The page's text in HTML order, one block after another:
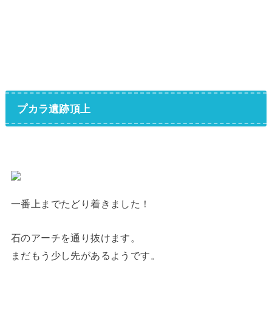
プカラ遺跡頂上
一番上までたどり着きました！
石のアーチを通り抜けます。
まだもう少し先があるようです。